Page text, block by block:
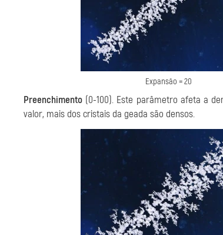
Expansão = 20
Preenchimento (0-100). Este parâmetro afeta a
valor, mais dos cristais da geada são densos.